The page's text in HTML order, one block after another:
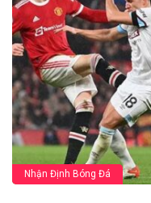
Nhận Định Bóng Đá